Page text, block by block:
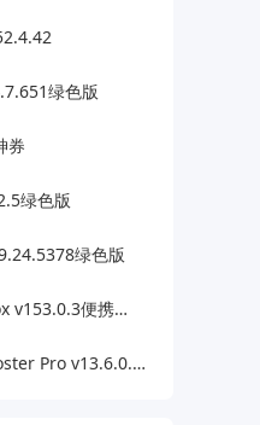
绿色版
券
绿色版
绿色版
便携版
v13.6.0.438便携版